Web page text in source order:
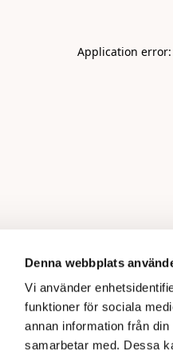
Denna webbplats
Vi använder
funktioner för sociala
annan information från
samarbetar med. Dessa
Application